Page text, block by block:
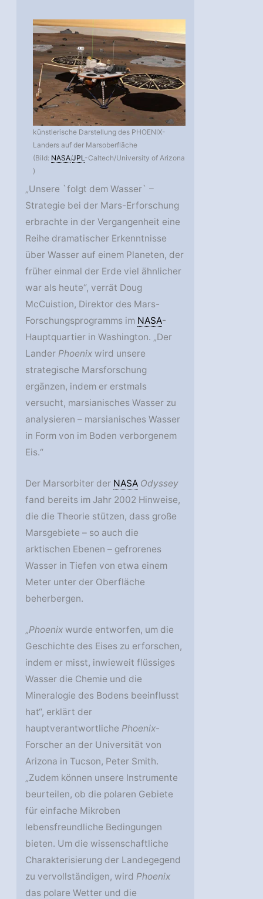
künstlerische Darstellung des PHOENIX-
Landers auf der Marsoberfläche
(Bild: NASA/JPL-Caltech/University of Arizona
)
„Unsere `folgt dem Wasser` –
Strategie bei der Mars-Erforschung
erbrachte in der Vergangenheit eine
Reihe dramatischer Erkenntnisse
über Wasser auf einem Planeten, der
früher einmal der Erde viel ähnlicher
war als heute“, verrät Doug
McCuistion, Direktor des Mars-
Forschungsprogramms im NASA-
Hauptquartier in Washington. „Der
LanderPhoenix wird unsere
strategische Marsforschung
ergänzen, indem er erstmals
versucht, marsianisches Wasser zu
analysieren – marsianisches Wasser
in Form von im Boden verborgenem
Eis.“
Der Marsorbiter der NASA Odyssey
fand bereits im Jahr 2002 Hinweise,
die die Theorie stützen, dass große
Marsgebiete – so auch die
arktischen Ebenen – gefrorenes
Wasser in Tiefen von etwa einem
Meter unter der Oberfläche
beherbergen.
„Phoenix wurde entworfen, um die
Geschichte des Eises zu erforschen,
indem er misst, inwieweit flüssiges
Wasser die Chemie und die
Mineralogie des Bodens beeinflusst
hat“, erklärt der
hauptverantwortliche Phoenix-
Forscher an der Universität von
Arizona in Tucson, Peter Smith.
„Zudem können unsere Instrumente
beurteilen, ob die polaren Gebiete
für einfache Mikroben
lebensfreundliche Bedingungen
bieten. Um die wissenschaftliche
Charakterisierung der Landegegend
zu vervollständigen, wird Phoenix
das polare Wetter und die